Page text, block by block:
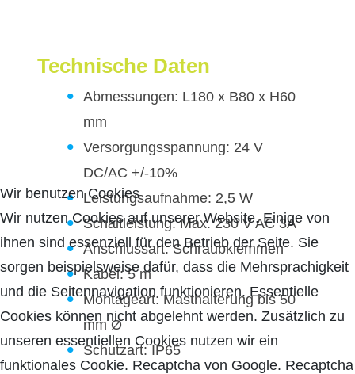
Technische Daten
Abmessungen: L180 x B80 x H60
mm
Versorgungsspannung: 24 V
DC/AC +/-10%
Leistungsaufnahme: 2,5 W
Schaltleistung: Max. 230 V AC 3A
Anschlussart: Schraubklemmen
Kabel: 5 m
Montageart: Masthalterung bis 50
mm Ø
Schutzart: IP65
Wir benutzen Cookies
Wir nutzen Cookies auf unserer Website. Einige von
ihnen sind essenziell für den Betrieb der Seite. Sie
sorgen beispielsweise dafür, dass die Mehrsprachigkeit
und die Seitennavigation funktionieren. Essentielle
Cookies können nicht abgelehnt werden. Zusätzlich zu
unseren essentiellen Cookies nutzen wir ein
funktionales Cookie. Recaptcha von Google. Recaptcha